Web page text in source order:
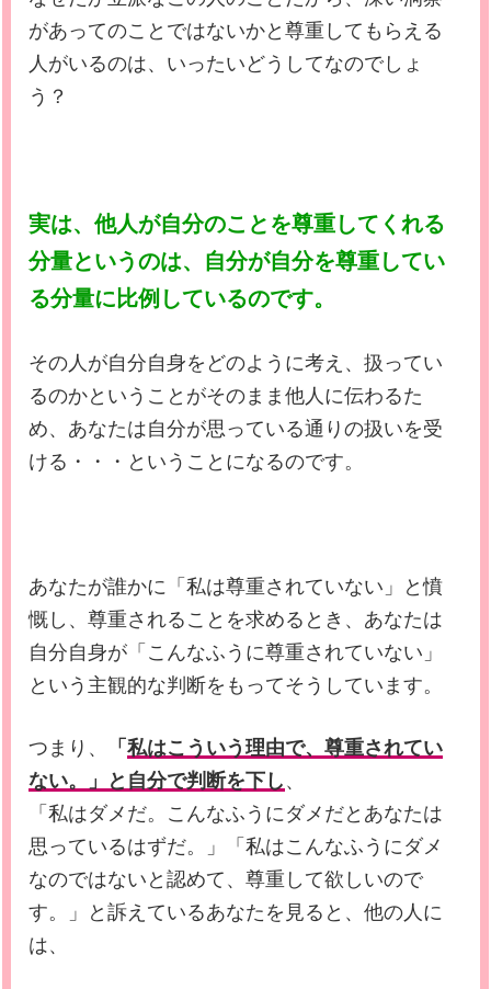
があってのことではないかと尊重してもらえる
人がいるのは、いったいどうしてなのでしょ
う？
実は、他人が自分のことを尊重してくれる
分量というのは、自分が自分を尊重してい
る分量に比例しているのです。
その人が自分自身をどのように考え、扱ってい
るのかということがそのまま他人に伝わるた
め、あなたは自分が思っている通りの扱いを受
ける・・・ということになるのです。
あなたが誰かに「私は尊重されていない」と憤
慨し、尊重されることを求めるとき、あなたは
自分自身が「こんなふうに尊重されていない」
という主観的な判断をもってそうしています。
つまり、 「私はこういう理由で、尊重されてい
ない。」と自分で判断を下し 、
「私はダメだ。こんなふうにダメだとあなたは
思っているはずだ。」「私はこんなふうにダメ
なのではないと認めて、尊重して欲しいので
す。」と訴えているあなたを見ると、他の人に
は、